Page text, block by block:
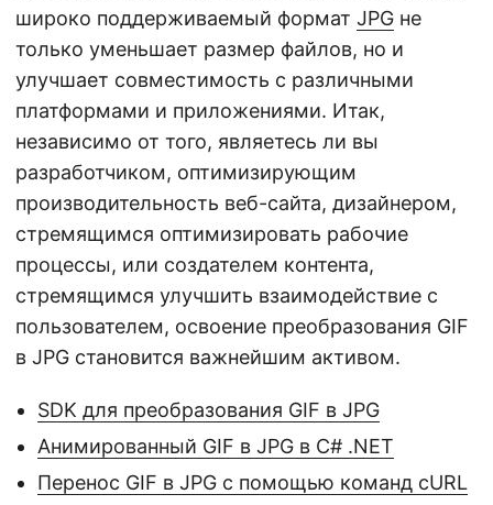
широко поддерживаемый формат JPG не
только уменьшает размер файлов, но и
улучшает совместимость с различными
платформами и приложениями. Итак,
независимо от того, являетесь ли вы
разработчиком, оптимизирующим
производительность веб-сайта, дизайнером,
стремящимся оптимизировать рабочие
процессы, или создателем контента,
стремящимся улучшить взаимодействие с
пользователем, освоение преобразования GIF
в JPG становится важнейшим активом.
SDK для преобразования GIF в JPG
Анимированный GIF в JPG в C# .NET
Перенос GIF в JPG с помощью команд cURL